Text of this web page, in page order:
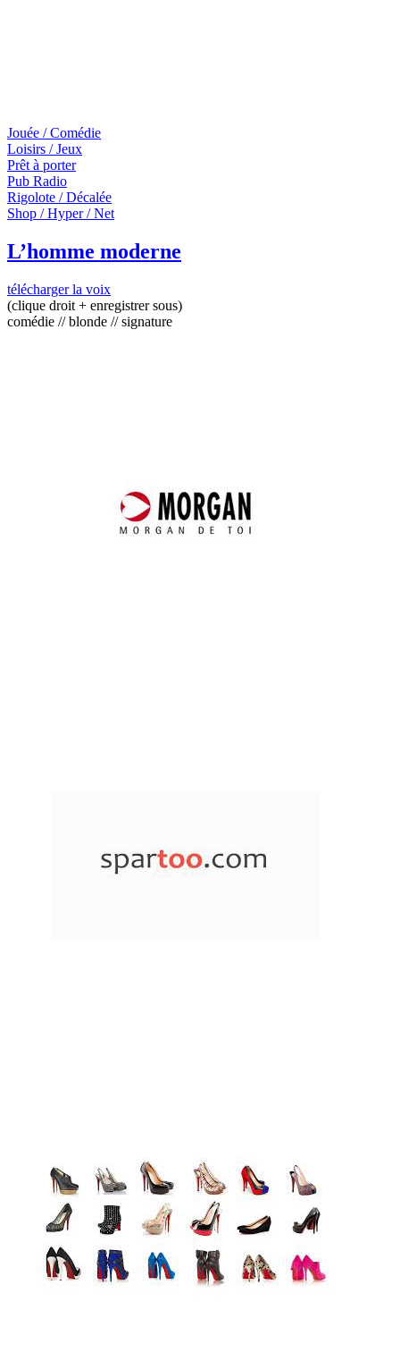
Jouée / Comédie
Loisirs / Jeux
Prêt à porter
Pub Radio
Rigolote / Décalée
Shop / Hyper / Net
L’homme moderne
télécharger la voix
(clique droit + enregistrer sous)
comédie // blonde // signature